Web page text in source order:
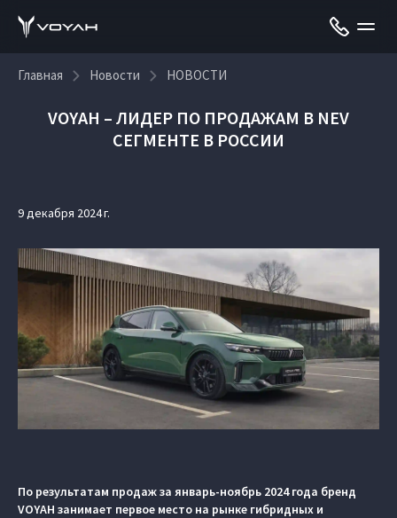
Главная Новости НОВОСТИ
VOYAH – ЛИДЕР ПО ПРОДАЖАМ В NEV
СЕГМЕНТЕ В РОССИИ
9 декабря 2024 г.
По результатам продаж за январь-ноябрь 2024 года бренд
VOYAH занимает первое место на рынке гибридных и